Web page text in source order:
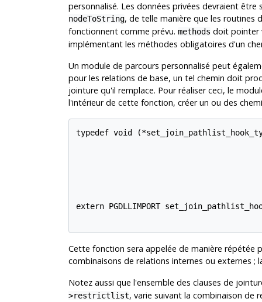
personnalisé. Les données privées devraient
nodeToString, de telle manière que les routines
fonctionnent comme prévu. methods doit pointer
implémentant les méthodes obligatoires d'un
Un module de parcours personnalisé peut
pour les relations de base, un tel chemin doit
jointure qu'il remplace. Pour réaliser ceci, le
l'intérieur de cette fonction, créer un ou des
typedef void
extern PGDLLIMPORT
Cette fonction sera appelée de manière répétée
combinaisons de relations internes ou externes ;
Notez aussi que l'ensemble des clauses de
>restrictlist, varie suivant la combinaison de